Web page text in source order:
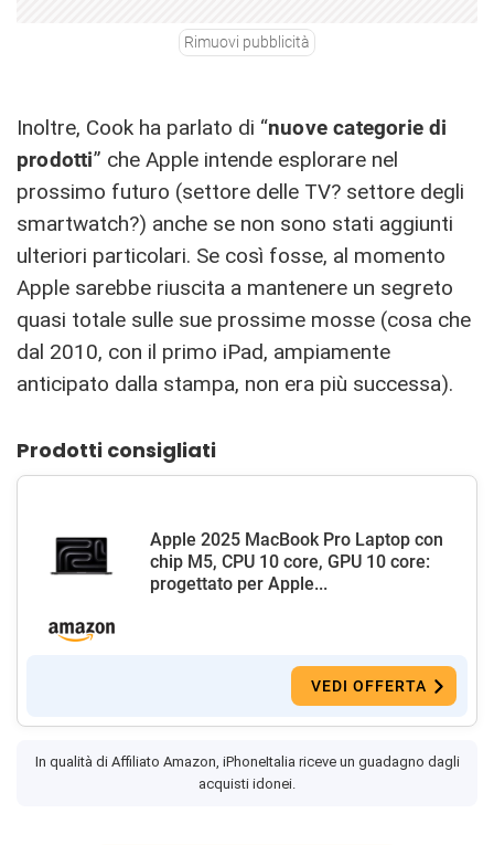
Rimuovi pubblicità
Inoltre, Cook ha parlato di “nuove categorie di
prodotti” che Apple intende esplorare nel
prossimo futuro (settore delle TV? settore degli
smartwatch?) anche se non sono stati aggiunti
ulteriori particolari. Se così fosse, al momento
Apple sarebbe riuscita a mantenere un segreto
quasi totale sulle sue prossime mosse (cosa che
dal 2010, con il primo iPad, ampiamente
anticipato dalla stampa, non era più successa).
Prodotti consigliati
Apple 2025 MacBook Pro Laptop con
chip M5, CPU 10 core, GPU 10 core:
progettato per Apple...
VEDI OFFERTA
In qualità di Affiliato Amazon, iPhoneItalia riceve un guadagno dagli
acquisti idonei.